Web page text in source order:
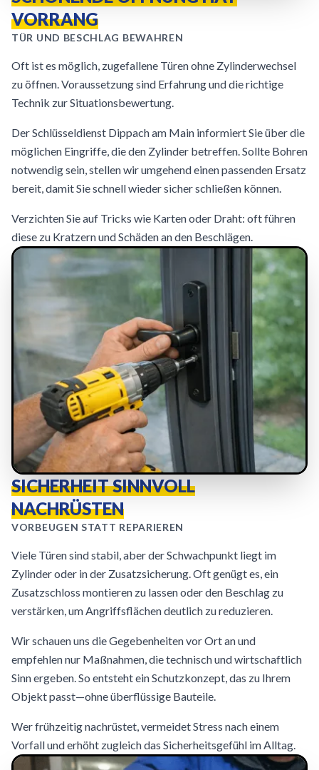
VORRANG
TÜR UND BESCHLAG BEWAHREN
Oft ist es möglich, zugefallene Türen ohne Zylinderwechsel
zu öffnen. Voraussetzung sind Erfahrung und die richtige
Technik zur Situationsbewertung.
Der Schlüsseldienst Dippach am Main informiert Sie über die
möglichen Eingriffe, die den Zylinder betreffen. Sollte Bohren
notwendig sein, stellen wir umgehend einen passenden Ersatz
bereit, damit Sie schnell wieder sicher schließen können.
Verzichten Sie auf Tricks wie Karten oder Draht: oft führen
diese zu Kratzern und Schäden an den Beschlägen.
SICHERHEIT SINNVOLL
NACHRÜSTEN
VORBEUGEN STATT REPARIEREN
Viele Türen sind stabil, aber der Schwachpunkt liegt im
Zylinder oder in der Zusatzsicherung. Oft genügt es, ein
Zusatzschloss montieren zu lassen oder den Beschlag zu
verstärken, um Angriffsflächen deutlich zu reduzieren.
Wir schauen uns die Gegebenheiten vor Ort an und
empfehlen nur Maßnahmen, die technisch und wirtschaftlich
Sinn ergeben. So entsteht ein Schutzkonzept, das zu Ihrem
Objekt passt—ohne überflüssige Bauteile.
Wer frühzeitig nachrüstet, vermeidet Stress nach einem
Vorfall und erhöht zugleich das Sicherheitsgefühl im Alltag.